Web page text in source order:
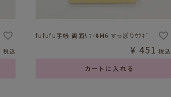
税込
fufufu手帳 両面ﾘﾌｨﾙM6 すっぽりｳｻｷﾞ
カートに入れる
¥ 451 税込